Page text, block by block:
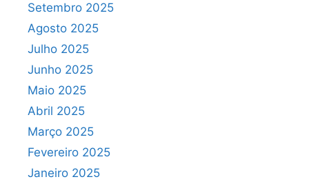
Setembro 2025
Agosto 2025
Julho 2025
Junho 2025
Maio 2025
Abril 2025
Março 2025
Fevereiro 2025
Janeiro 2025